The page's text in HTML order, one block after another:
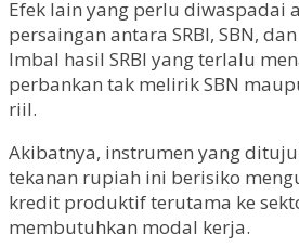
Efek lain yang perlu diwaspadai
persaingan antara SRBI, SBN,
Imbal hasil SRBI yang terlalu
perbankan tak melirik SBN
riil.
Akibatnya, instrumen yang
tekanan rupiah ini berisiko
kredit produktif terutama ke
membutuhkan modal kerja.